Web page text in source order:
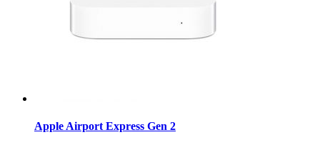
Apple Airport Express Gen 2